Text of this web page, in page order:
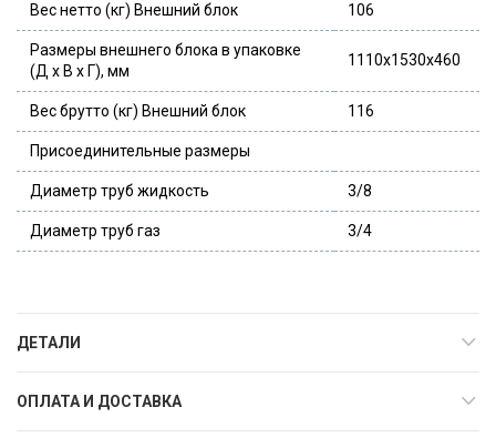
Вес нетто (кг) Внешний блок 106
Размеры внешнего блока в упаковке
(Д x В x Г), мм
1110x1530x460
Вес брутто (кг) Внешний блок 116
Присоединительные размеры
Диаметр труб жидкость 3/8
Диаметр труб газ 3/4
ДЕТАЛИ
ОПЛАТА И ДОСТАВКА